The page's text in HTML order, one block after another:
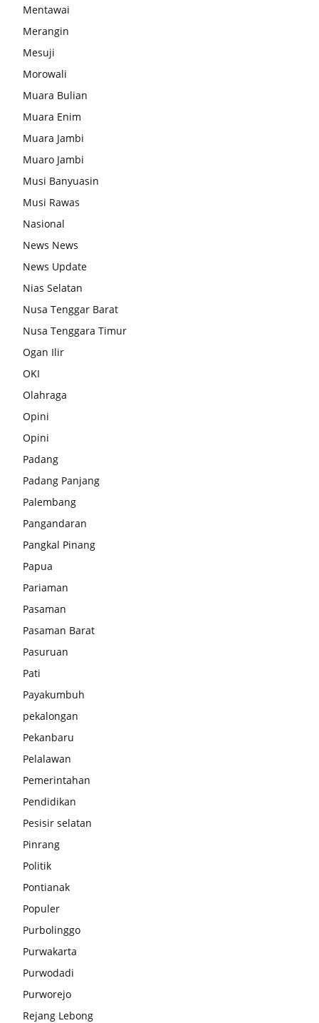
Mentawai
Merangin
Mesuji
Morowali
Muara Bulian
Muara Enim
Muara Jambi
Muaro Jambi
Musi Banyuasin
Musi Rawas
Nasional
News News
News Update
Nias Selatan
Nusa Tenggar Barat
Nusa Tenggara Timur
Ogan Ilir
OKI
Olahraga
Opini
Opini
Padang
Padang Panjang
Palembang
Pangandaran
Pangkal Pinang
Papua
Pariaman
Pasaman
Pasaman Barat
Pasuruan
Pati
Payakumbuh
pekalongan
Pekanbaru
Pelalawan
Pemerintahan
Pendidikan
Pesisir selatan
Pinrang
Politik
Pontianak
Populer
Purbolinggo
Purwakarta
Purwodadi
Purworejo
Rejang Lebong